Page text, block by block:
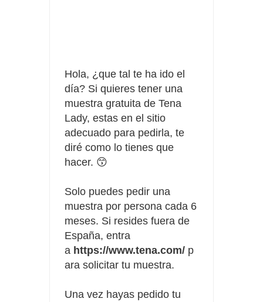
Hola, ¿que tal te ha ido el
día? Si quieres tener una
muestra gratuita de Tena
Lady, estas en el sitio
adecuado para pedirla, te
diré como lo tienes que
hacer. 😙
Solo puedes pedir una
muestra por persona cada 6
meses. Si resides fuera de
España, entra
a https://www.tena.com/ p
ara solicitar tu muestra.
Una vez hayas pedido tu